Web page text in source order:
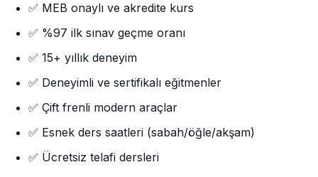
✅ MEB onaylı ve akredite kurs
✅ %97 ilk sınav geçme oranı
✅ 15+ yıllık deneyim
✅ Deneyimli ve sertifikalı eğitmenler
✅ Çift frenli modern araçlar
✅ Esnek ders saatleri (sabah/öğle/akşam)
✅ Ücretsiz telafi dersleri